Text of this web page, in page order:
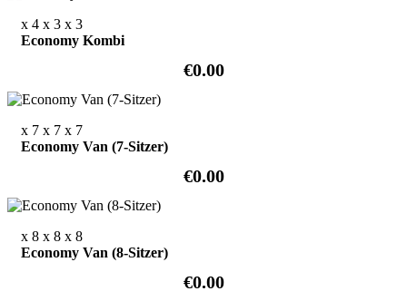
x 4 x 3 x 3
Economy Kombi
€0.00
x 7 x 7 x 7
Economy Van (7-Sitzer)
€0.00
x 8 x 8 x 8
Economy Van (8-Sitzer)
€0.00